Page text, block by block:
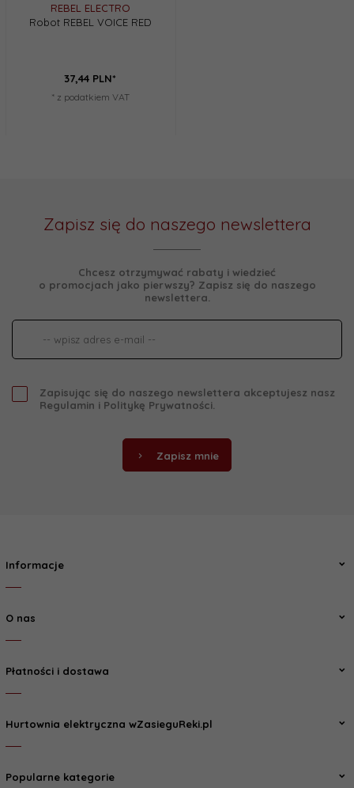
REBEL ELECTRO
Robot REBEL VOICE RED
37,44 PLN*
* z podatkiem VAT
Zapisz się do naszego newslettera
Chcesz otrzymywać rabaty i wiedzieć
o promocjach jako pierwszy? Zapisz się do naszego
newslettera.
Zapisując się do naszego newslettera akceptujesz nasz
Regulamin i Politykę Prywatności.
Zapisz mnie
Informacje
O nas
Płatności i dostawa
Hurtownia elektryczna wZasieguReki.pl
Popularne kategorie